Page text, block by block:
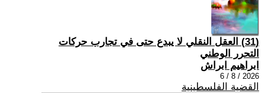
(31) العقل النقلي لا يبدع حتى في تجارب حركات
التحرر الوطني
ابراهيم ابراش
2026 / 8 / 6
القضية الفلسطينية